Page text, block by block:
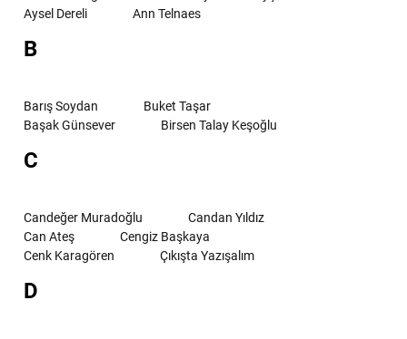
Aysel Dereli
Ann Telnaes
B
Barış Soydan
Buket Taşar
Başak Günsever
Birsen Talay Keşoğlu
C
Candeğer Muradoğlu
Candan Yıldız
Can Ateş
Cengiz Başkaya
Cenk Karagören
Çıkışta Yazışalım
D